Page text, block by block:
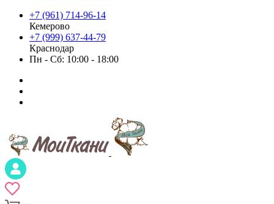
+7 (961) 714-96-14
Кемерово
+7 (999) 637-44-79
Краснодар
Пн - Сб: 10:00 - 18:00